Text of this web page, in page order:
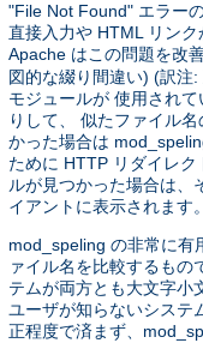
"File Not Found" エラー
直接入力や HTML リンク
Apache はこの問題を改
図的な綴り間違い) (訳注
モジュールが 使用され
りして、 似たファイル
かった場合は
ために HTTP リダイレ
ルが見つかった場合は、
イアントに表示されます。
mod_speling の非常に有
ァイル名を比較するもの
テムが両方とも大文字小
ユーザが知らないシステ
正程度で済まず、